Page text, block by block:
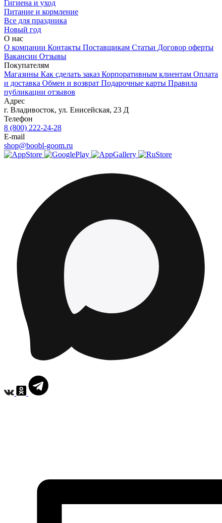
Гигиена и уход
Питание и кормление
Все для праздника
Новый год
О нас
О компании Контакты Поставщикам Статьи Договор оферты
Вакансии Отзывы
Покупателям
Магазины Как сделать заказ Корпоративным клиентам Оплата
и доставка Обмен и возврат Подарочные карты Правила
публикации отзывов
Адрес
г. Владивосток, ул. Енисейская, 23 Д
Телефон
8 (800) 222-24-28
E-mail
shop@boobl-goom.ru